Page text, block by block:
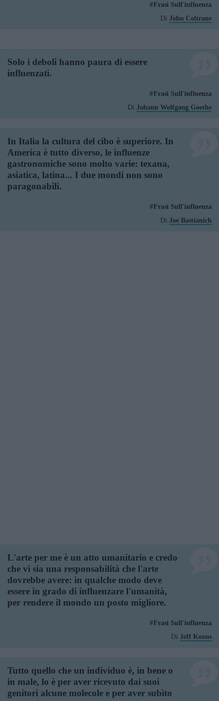
Frasi Sull'influenza
Di John Coltrane
Solo i deboli hanno paura di essere
influenzati.
Frasi Sull'influenza
Di Johann Wolfgang Goethe
In Italia la cultura del cibo è superiore. In
America è tutto diverso, le influenze
gastronomiche sono molto varie: texana,
asiatica, latina... I due mondi non sono
paragonabili.
Frasi Sull'influenza
Di Joe Bastianich
L'arte per me è un atto umanitario e credo
che vi sia una responsabilità che l'arte
dovrebbe avere: in qualche modo deve
essere in grado di influenzare l'umanità,
per rendere il mondo un posto migliore.
Frasi Sull'influenza
Di Jeff Koons
Tutto quello che un individuo è, in bene o
in male, lo è per aver ricevuto dai suoi
genitori alcune molecole e per aver subìto